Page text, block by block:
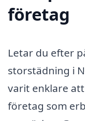
företag
Letar du efter
storstädning i
varit enklare
företag som